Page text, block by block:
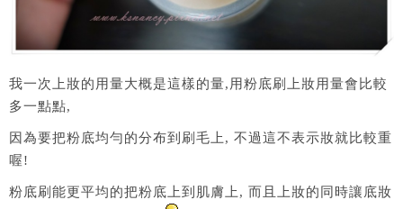
我一次上妝的用量大概是這樣的量,用粉底刷上妝用量會比較
多一點點,
因為要把粉底均勻的分布到刷毛上, 不過這不表示妝就比較重
喔!
粉底刷能更平均的把粉底上到肌膚上, 而且上妝的同時讓底妝